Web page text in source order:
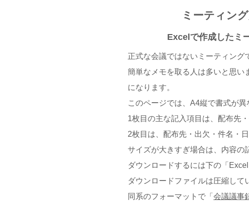
ミーティン
Excelで作成したミ
正式な会議ではないミーティング
簡単なメモを取る人は多いと思い
になります。
このページでは、A4縦で書式が異
1枚目の主な記入項目は、配布先
2枚目は、配布先・出欠・件名・
サイズが大きすぎ場合は、内容の
ダウンロードするには下の「
ダウンロードファイルは圧縮して
同系のフォーマットで「 会議議事